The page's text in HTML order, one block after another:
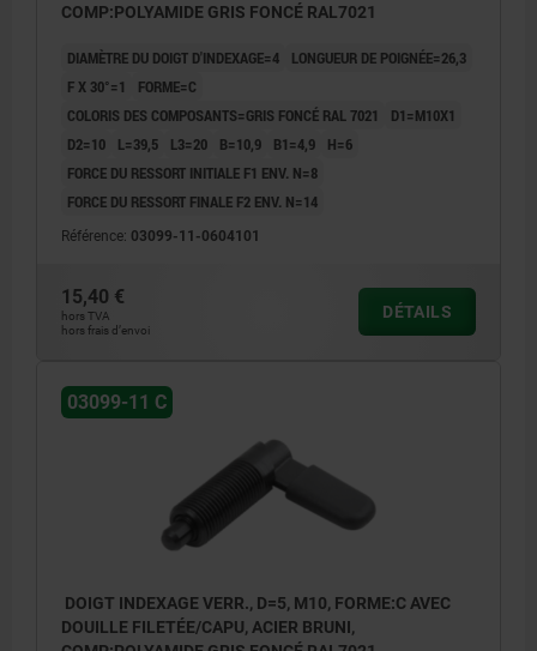
COMP:POLYAMIDE GRIS FONCÉ RAL7021
DIAMÈTRE DU DOIGT D'INDEXAGE=4
LONGUEUR DE POIGNÉE=26,3
F X 30°=1
FORME=C
COLORIS DES COMPOSANTS=GRIS FONCÉ RAL 7021
D1=M10X1
D2=10
L=39,5 L3=20 B=10,9 B1=4,9
H=6
FORCE DU RESSORT INITIALE F1 ENV. N=8
FORCE DU RESSORT FINALE F2 ENV. N=14
Référence: 03099-11-0604101
15,40 €
hors TVA
hors frais d’envoi
DÉTAILS
03099-11 C
DOIGT INDEXAGE VERR., D=5, M10, FORME:C AVEC
DOUILLE FILETÉE/CAPU, ACIER BRUNI,